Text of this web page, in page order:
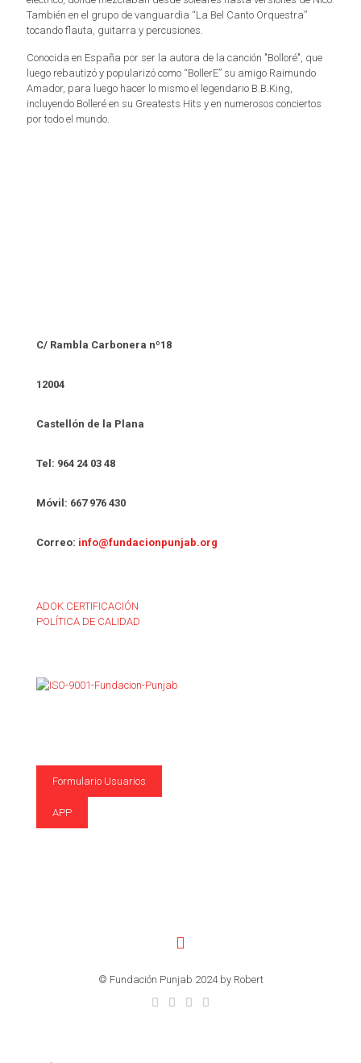
También en el grupo de vanguardia “La Bel Canto Orquestra”
tocando flauta, guitarra y percusiones.
Conocida en España por ser la autora de la canción "Bolloré", que
luego rebautizó y popularizó como “BollerE” su amigo Raimundo
Amador, para luego hacer lo mismo el legendario B.B.King,
incluyendo Bolleré en su Greatests Hits y en numerosos conciertos
por todo el mundo.
C/ Rambla Carbonera nº18
12004
Castellón de la Plana
Tel: 964 24 03 48
Móvil: 667 976 430
Correo: info@fundacionpunjab.org
ADOK CERTIFICACIÓN
POLÍTICA DE CALIDAD
Formulario Usuarios
APP
© Fundación Punjab 2024 by Robert